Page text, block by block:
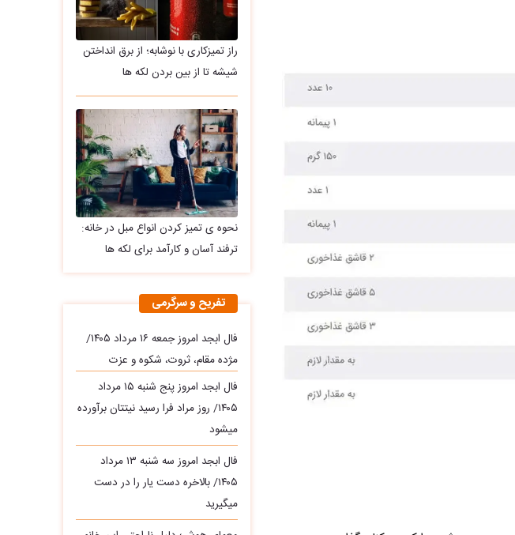
راز تمیزکاری با نوشابه؛ از برق انداختن
شیشه تا از بین بردن لکه ها
نحوه ی تمیز کردن انواع مبل در خانه:
ترفند آسان و کارآمد برای لکه ها
تفریح و سرگرمی
فال ابجد امروز جمعه ۱۶ مرداد ۱۴۰۵/
مژده مقام، ثروت، شکوه و عزت
فال ابجد امروز پنج شنبه ۱۵ مرداد
۱۴۰۵/ روز مراد فرا رسید نیتتان برآورده
میشود
فال ابجد امروز سه‌ شنبه ۱۳ مرداد
۱۴۰۵/ بالاخره دست یار را در دست
میگیرید